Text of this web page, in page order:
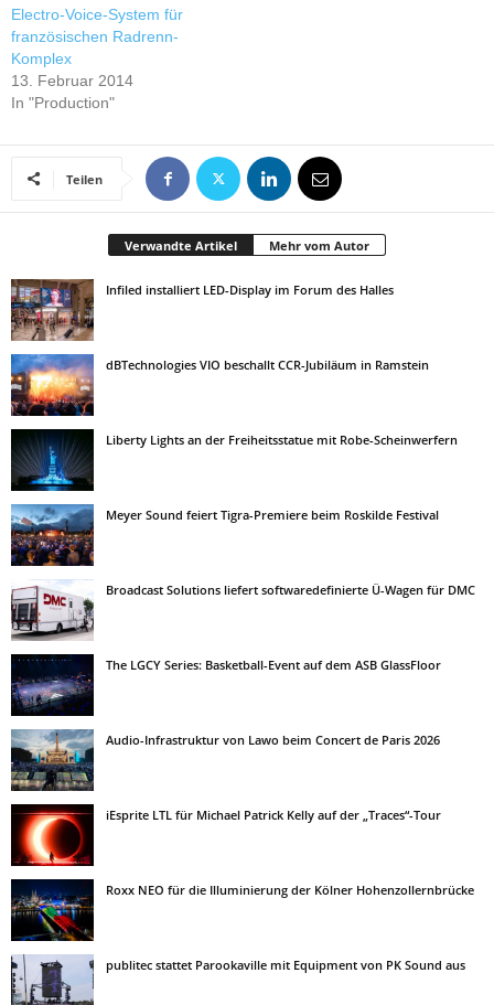
Electro-Voice-System für
französischen Radrenn-
Komplex
13. Februar 2014
In "Production"
Teilen
Verwandte Artikel Mehr vom Autor
Infiled installiert LED-Display im Forum des Halles
dBTechnologies VIO beschallt CCR-Jubiläum in Ramstein
Liberty Lights an der Freiheitsstatue mit Robe-Scheinwerfern
Meyer Sound feiert Tigra-Premiere beim Roskilde Festival
Broadcast Solutions liefert softwaredefinierte Ü-Wagen für DMC
The LGCY Series: Basketball-Event auf dem ASB GlassFloor
Audio-Infrastruktur von Lawo beim Concert de Paris 2026
iEsprite LTL für Michael Patrick Kelly auf der „Traces“-Tour
Roxx NEO für die Illuminierung der Kölner Hohenzollernbrücke
publitec stattet Parookaville mit Equipment von PK Sound aus